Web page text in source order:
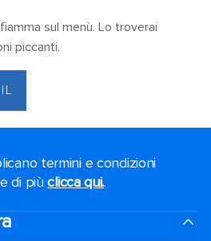
sul menù. Lo troverai
piccanti.
termini e condizioni
di piùclicca qui..